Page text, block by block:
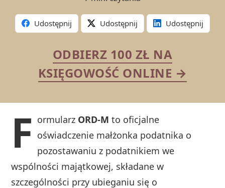
Udostępnij Udostępnij Udostępnij
ODBIERZ 100 ZŁ NA
KSIĘGOWOŚĆ ONLINE →
F ormularz ORD‑M to oficjalne
oświadczenie małżonka podatnika o
pozostawaniu z podatnikiem we
wspólności majątkowej, składane w
szczególności przy ubieganiu się o